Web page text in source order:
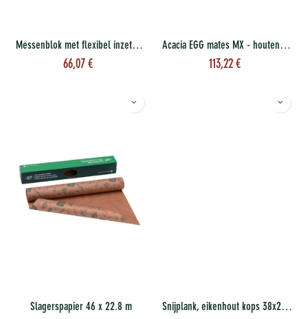
Messenblok met flexibel inzetstuk, schuin, eik 28.5x8x20
66,07 €
Acacia EGG mates MX - houten zijtafels
113,22€
Slagerspapier 46 x 22.8 m Snijplank, eikenhout kops 38x25x3